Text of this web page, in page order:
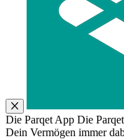
Die Parqet App Die
Dein Vermögen immer